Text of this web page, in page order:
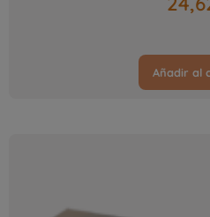
Añadir al